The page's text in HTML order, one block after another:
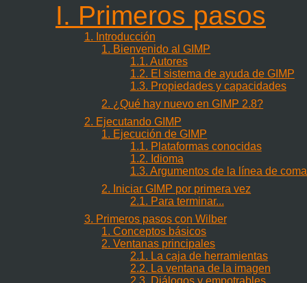
I. Primeros pasos
1. Introducción
1. Bienvenido al GIMP
1.1. Autores
1.2. El sistema de ayuda de GIMP
1.3. Propiedades y capacidades
2. ¿Qué hay nuevo en GIMP 2.8?
2. Ejecutando GIMP
1. Ejecución de GIMP
1.1. Plataformas conocidas
1.2. Idioma
1.3. Argumentos de la línea de
2. Iniciar GIMP por primera vez
2.1. Para terminar...
3. Primeros pasos con Wilber
1. Conceptos básicos
2. Ventanas principales
2.1. La caja de herramientas
2.2. La ventana de la imagen